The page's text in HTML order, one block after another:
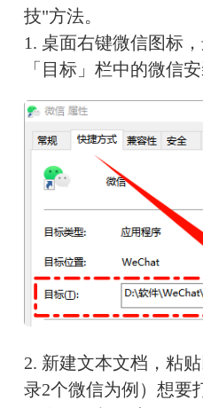
技"方法。
1. 桌面右键微信图标
「目标」栏中的微信
2. 新建文本文档，粘
录2个微信为例）想要